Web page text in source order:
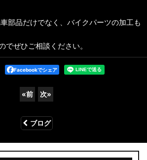
部品だけでなく、バイクパーツの加工も
でぜひご相談ください。
Facebookでシェア
«前 次»
ブログ